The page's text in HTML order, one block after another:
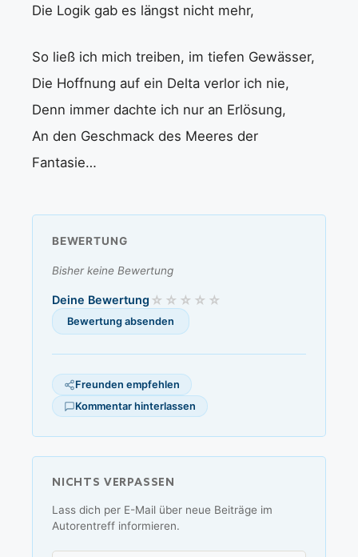
Die Logik gab es längst nicht mehr,
So ließ ich mich treiben, im tiefen Gewässer,
Die Hoffnung auf ein Delta verlor ich nie,
Denn immer dachte ich nur an Erlösung,
An den Geschmack des Meeres der
Fantasie…
BEWERTUNG
Bisher keine Bewertung
Deine Bewertung
Freunden empfehlen
Kommentar hinterlassen
NICHTS VERPASSEN
Lass dich per E-Mail über neue Beiträge im
Autorentreff informieren.